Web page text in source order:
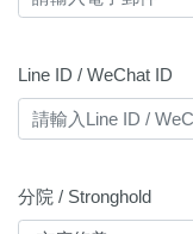
Line ID / WeChat ID
分院 / Stronghold